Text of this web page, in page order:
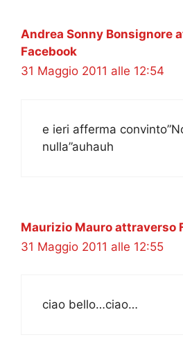
Andrea Sonny Bonsignore
Facebook
31 Maggio 2011 alle 12:54
e ieri afferma
nulla”auhauh
Maurizio Mauro attraverso
31 Maggio 2011 alle 12:55
ciao bello…ciao…